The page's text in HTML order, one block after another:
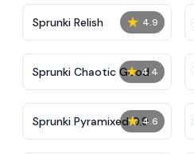
★ 4.9
Sprunki Relish
★ 4.4
Sprunki Chaotic Good
★ 4.6
Sprunki Pyramixed 0.9